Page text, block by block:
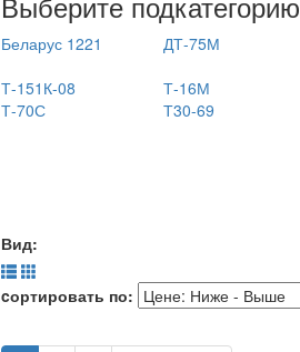
Беларус 1221 ДТ-75М
Т-151К-08
Т-16М
Т-70С
Т30-69
Вид:
cортировать по: